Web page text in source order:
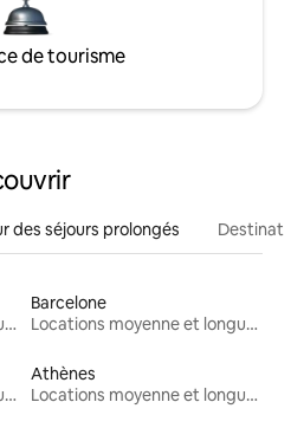
de tourisme
des séjours prolongés
Locations moyenne et longue durée
Barcelone
Locations moyenne et longue durée
Locations moyenne et longue durée
Athènes
Locations moyenne et longue durée